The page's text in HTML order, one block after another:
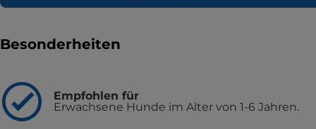
Besonderheiten
Empfohlen für
Erwachsene Hunde im Alter von 1-6 Jahren.